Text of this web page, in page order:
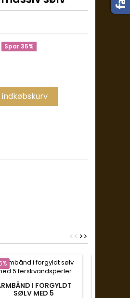
Spar 35%
>>
<<
I FORGYLDT
SØLV MED 5